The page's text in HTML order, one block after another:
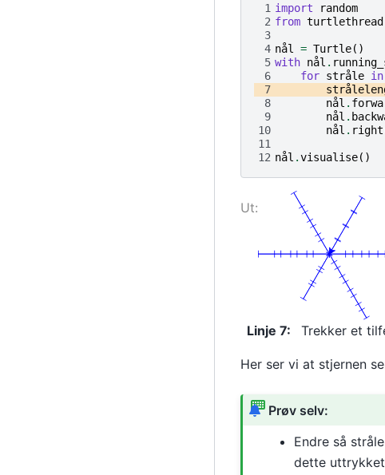
1 import
random
2 from turtlethread
3
4 nål = Turtle()
5 with nål .
6
for stråle in
7
8
nål .
9
nål .
10
nål . right
11
12 nål .visualise()
Linje 7: Trekker et
Her ser vi at stjernen
Prøv selv:
Endre så
dette